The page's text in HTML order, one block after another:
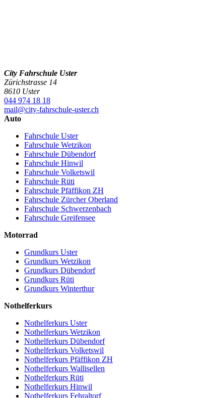
City Fahrschule Uster
Zürichstrasse 14
8610 Uster
044 974 18 18
mail@city-fahrschule-uster.ch
Auto
Fahrschule Uster
Fahrschule Wetzikon
Fahrschule Dübendorf
Fahrschule Hinwil
Fahrschule Volketswil
Fahrschule Rüti
Fahrschule Pfäffikon ZH
Fahrschule Zürcher Oberland
Fahrschule Schwerzenbach
Fahrschule Greifensee
Motorrad
Grundkurs Uster
Grundkurs Wetzikon
Grundkurs Dübendorf
Grundkurs Rüti
Grundkurs Winterthur
Nothelferkurs
Nothelferkurs Uster
Nothelferkurs Wetzikon
Nothelferkurs Dübendorf
Nothelferkurs Volketswil
Nothelferkurs Pfäffikon ZH
Nothelferkurs Wallisellen
Nothelferkurs Rüti
Nothelferkurs Hinwil
Nothelferkurs Fehraltorf